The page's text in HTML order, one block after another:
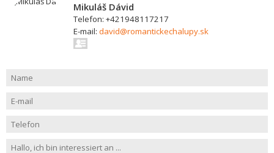
Mikuláš Dávid
Telefon: +421948117217
E-mail: david@romantickechalupy.sk